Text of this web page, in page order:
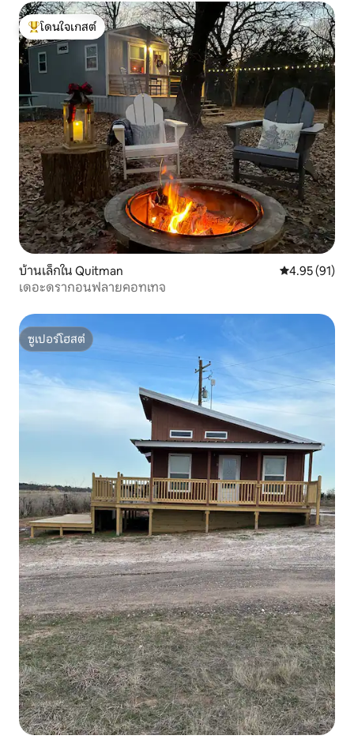
โดนใจเกสต์ที่สุด
โดนใจเกสต์
บ้านเล็กใน Quitman คะแนนเฉลี่ย
4.95 (91)
เดอะดรากอนฟลายคอทเทจ
ซูเปอร์โฮสต์
ซูเปอร์โฮสต์